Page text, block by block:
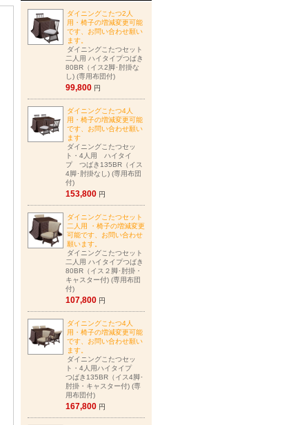
ダイニングこたつ2人
用・椅子の増減変更可能
です、お問い合わせ願い
ます。
ダイニングこたつセット
二人用 ハイタイプつばき
80BR（イス2脚･肘掛な
し) (専用布団付)
99,800 円
ダイニングこたつ4人
用・椅子の増減変更可能
です、お問い合わせ願い
ます
ダイニングこたつセッ
ト・4人用 ハイタイ
プ つばき135BR（イス
4脚･肘掛なし) (専用布団
付)
153,800 円
ダイニングこたつセット
二人用 ・椅子の増減変更
可能です、お問い合わせ
願います。
ダイニングこたつセット
二人用 ハイタイプつばき
80BR（イス２脚･肘掛・
キャスター付) (専用布団
付)
107,800 円
ダイニングこたつ4人
用・椅子の増減変更可能
です、お問い合わせ願い
ます。
ダイニングこたつセッ
ト・4人用ハイタイプ
つばき135BR（イス4脚･
肘掛・キャスター付) (専
用布団付)
167,800 円